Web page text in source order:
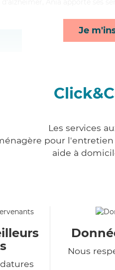
Je
Les services
pour
aide à
Nous